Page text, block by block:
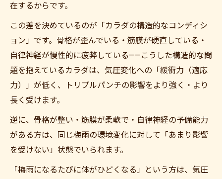
在するからです。
この差を決めているのが「カラダの構造的なコンディシ
ョン」です。骨格が歪んでいる・筋膜が硬直している・
自律神経が慢性的に疲弊している——こうした構造的な問
題を抱えているカラダは、気圧変化への「緩衝力（適応
力）」が低く、トリプルパンチの影響をより強く・より
長く受けます。
逆に、骨格が整い・筋膜が柔軟で・自律神経の予備能力
がある方は、同じ梅雨の環境変化に対して「あまり影響
を受けない」状態でいられます。
「梅雨になるたびに体がひどくなる」という方は、気圧